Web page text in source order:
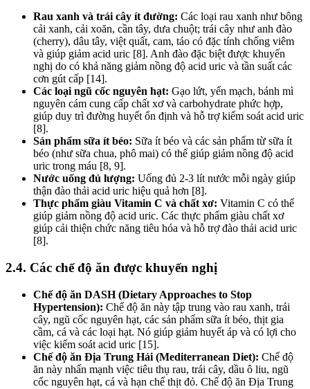
Rau xanh và trái cây ít đường: Các loại rau xanh như bông
cải xanh, cải xoăn, cần tây, dưa chuột; trái cây như anh đào
(cherry), dâu tây, việt quất, cam, táo có đặc tính chống viêm
và giúp giảm acid uric [8]. Anh đào đặc biệt được khuyến
nghị do có khả năng giảm nồng độ acid uric và tần suất các
cơn gút cấp [14].
Các loại ngũ cốc nguyên hạt: Gạo lứt, yến mạch, bánh mì
nguyên cám cung cấp chất xơ và carbohydrate phức hợp,
giúp duy trì đường huyết ổn định và hỗ trợ kiểm soát acid uric
[8].
Sản phẩm sữa ít béo: Sữa ít béo và các sản phẩm từ sữa ít
béo (như sữa chua, phô mai) có thể giúp giảm nồng độ acid
uric trong máu [8, 9].
Nước uống đủ lượng: Uống đủ 2-3 lít nước mỗi ngày giúp
thận đào thải acid uric hiệu quả hơn [8].
Thực phẩm giàu Vitamin C và chất xơ: Vitamin C có thể
giúp giảm nồng độ acid uric. Các thực phẩm giàu chất xơ
giúp cải thiện chức năng tiêu hóa và hỗ trợ đào thải acid uric
[8].
2.4. Các chế độ ăn được khuyến nghị
Chế độ ăn DASH (Dietary Approaches to Stop
Hypertension): Chế độ ăn này tập trung vào rau xanh, trái
cây, ngũ cốc nguyên hạt, các sản phẩm sữa ít béo, thịt gia
cầm, cá và các loại hạt. Nó giúp giảm huyết áp và có lợi cho
việc kiểm soát acid uric [15].
Chế độ ăn Địa Trung Hải (Mediterranean Diet): Chế độ
ăn này nhấn mạnh việc tiêu thụ rau, trái cây, dầu ô liu, ngũ
cốc nguyên hạt, cá và hạn chế thịt đỏ. Chế độ ăn Địa Trung